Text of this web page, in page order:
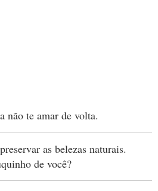
não te amar de volta.
as belezas naturais.
de você?